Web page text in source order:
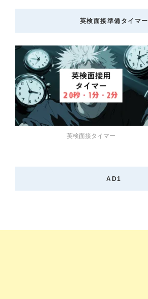
英検面接準備タイマー
英検面接タイマー
AD1